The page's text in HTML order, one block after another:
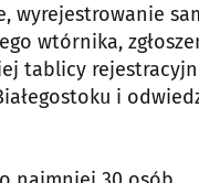
wyrejestrowanie
wtórnika,
tablicy
i